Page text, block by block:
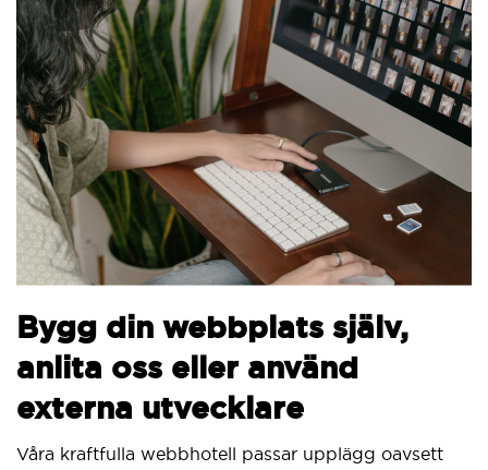
din webbplats själv,
oss eller använd
utvecklare
kraftfulla webbhotell passar upplägg oavsett